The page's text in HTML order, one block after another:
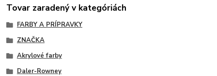
Tovar zaradený v kategóriách
FARBY A PRÍPRAVKY
ZNAČKA
Akrylové farby
Daler-Rowney